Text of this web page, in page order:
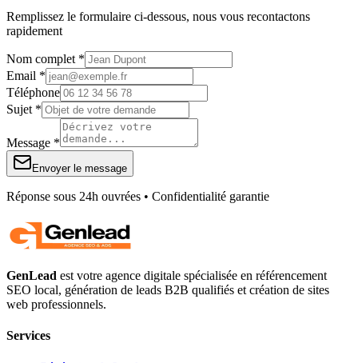
Remplissez le formulaire ci-dessous, nous vous recontactons
rapidement
Nom complet *
Email *
Téléphone
Sujet *
Message *
Envoyer le message
Réponse sous 24h ouvrées • Confidentialité garantie
GenLead est votre agence digitale spécialisée en référencement
SEO local, génération de leads B2B qualifiés et création de sites
web professionnels.
Services